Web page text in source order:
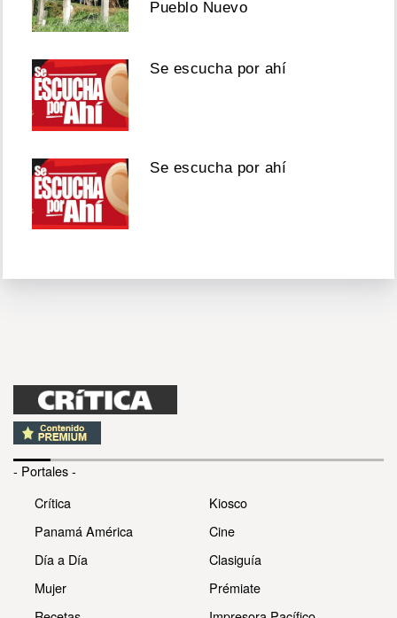
Pueblo Nuevo
Se escucha por ahí
Se escucha por ahí
- Portales -
Crítica
Panamá América
Día a Día
Mujer
Kiosco
Cine
Clasiguía
Prémiate